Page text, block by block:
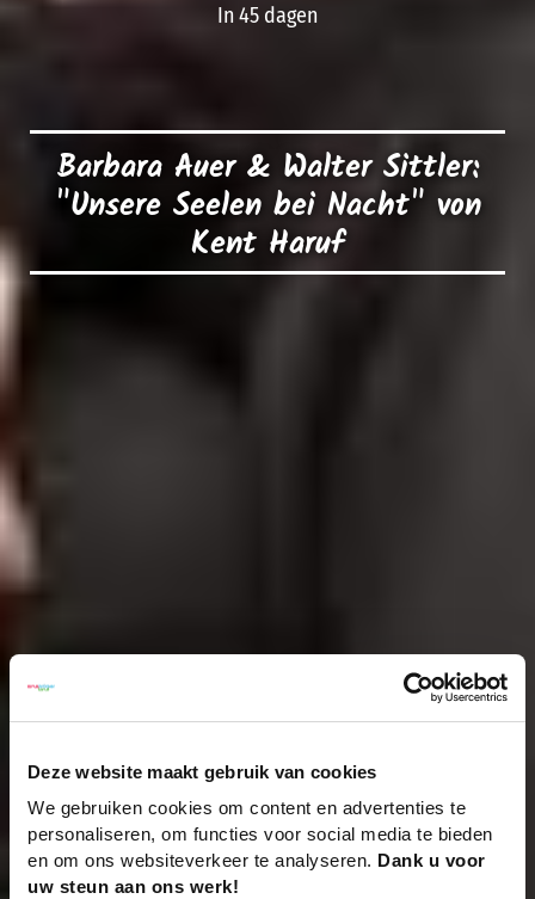
Deze website maakt gebruik van cookies
We gebruiken cookies om content en advertenties te
personaliseren, om functies voor social media te bieden
en om ons websiteverkeer te analyseren. Dank u voor
uw steun aan ons werk!
In 45 dagen
Barbara Auer & Walter Sittler:
"Unsere Seelen bei Nacht" von
Kent Haruf